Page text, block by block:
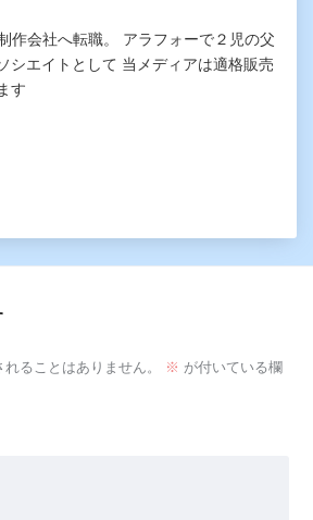
作会社へ転職。 アラフォーで２児の父
エイトとして 当メディアは適格販売
す
ることはありません。 ※ が付いている欄